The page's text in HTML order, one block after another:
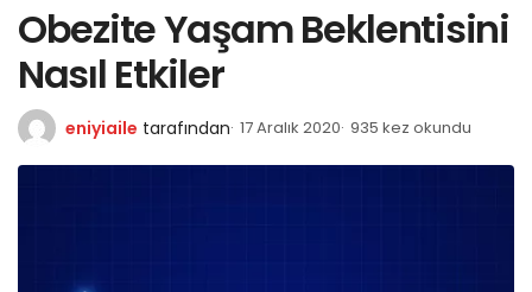
Obezite Yaşam Beklentisini
Nasıl Etkiler
eniyiaile tarafından 17 Aralık 2020 935 kez okundu